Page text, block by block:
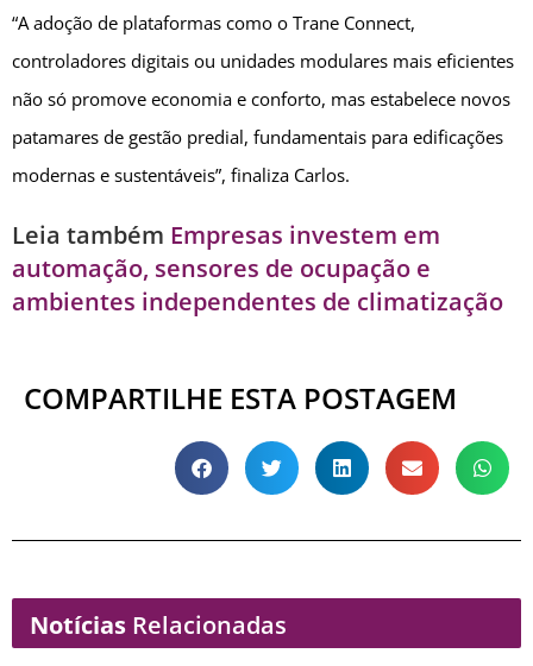
“A adoção de plataformas como o Trane Connect,
controladores digitais ou unidades modulares mais eficientes
não só promove economia e conforto, mas estabelece novos
patamares de gestão predial, fundamentais para edificações
modernas e sustentáveis”, finaliza Carlos.
Leia também Empresas investem em
automação, sensores de ocupação e
ambientes independentes de climatização
COMPARTILHE ESTA POSTAGEM
Notícias Relacionadas